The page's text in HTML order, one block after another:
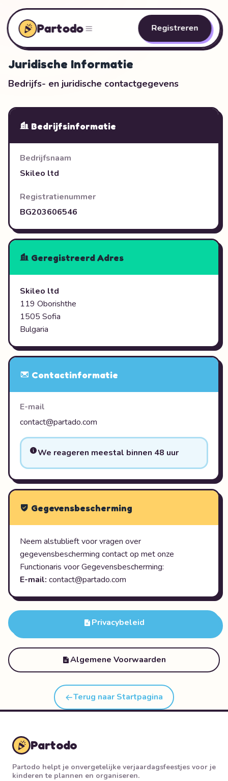
Partodo Registreren
Juridische Informatie
Bedrijfs- en juridische contactgegevens
Bedrijfsinformatie
Bedrijfsnaam
Skileo ltd
Registratienummer
BG203606546
Geregistreerd Adres
Skileo ltd
119 Oborishthe
1505 Sofia
Bulgaria
Contactinformatie
E-mail
contact@partado.com
We reageren meestal binnen 48 uur
Gegevensbescherming
Neem alstublieft voor vragen over
gegevensbescherming contact op met onze
Functionaris voor Gegevensbescherming:
E-mail: contact@partado.com
Privacybeleid
Algemene Voorwaarden
Terug naar Startpagina
Partodo
Partodo helpt je onvergetelijke verjaardagsfeestjes voor je
kinderen te plannen en organiseren.